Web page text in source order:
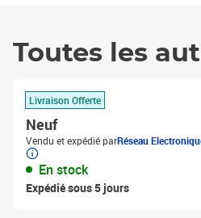
Toutes les
Livraison Offerte
Neuf
Vendu et expédié parRéseau
En stock
Expédié sous 5 jours